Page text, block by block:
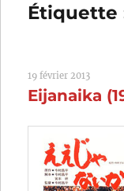
Étiquette
19 février 2013
Eijanaika